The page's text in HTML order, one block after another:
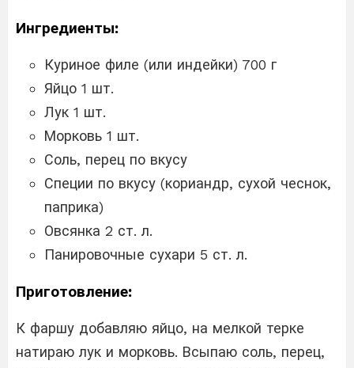
Ингредиенты:
Куриное филе (или индейки) 700 г
Яйцо 1 шт.
Лук 1 шт.
Морковь 1 шт.
Соль, перец по вкусу
Специи по вкусу (кориандр, сухой чеснок,
паприка)
Овсянка 2 ст. л.
Панировочные сухари 5 ст. л.
Приготовление:
К фаршу добавляю яйцо, на мелкой терке
натираю лук и морковь. Всыпаю соль, перец,